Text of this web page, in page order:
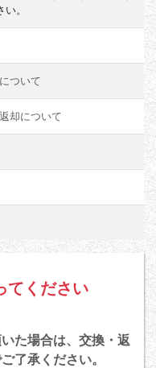
。
ついて
却について
てください
た場合は、交換・返
了承ください。